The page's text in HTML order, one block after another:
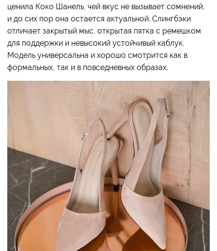
ценила Коко Шанель, чей вкус не вызывает сомнений,
и до сих пор она остается актуальной. Слингбэки
отличает закрытый мыс, открытая пятка с ремешком
для поддержки и невысокий устойчивый каблук.
Модель универсальна и хорошо смотрится как в
формальных, так и в повседневных образах.